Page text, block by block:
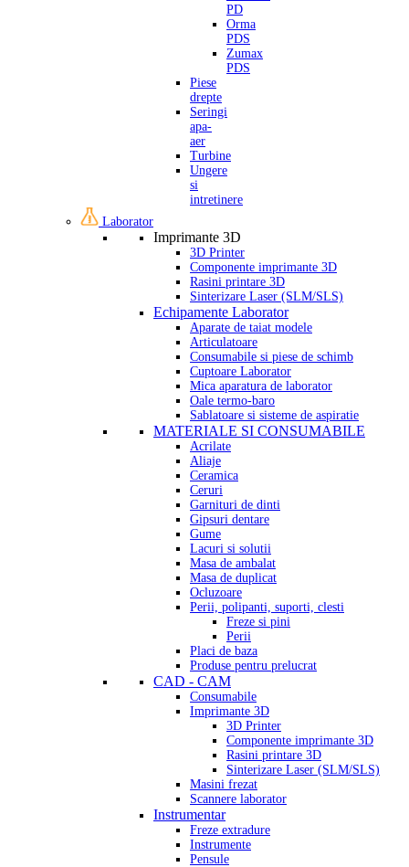
PD
Orma
PDS
Zumax
PDS
Piese
drepte
Seringi
apa-
aer
Turbine
Ungere
si
intretinere
Laborator
Imprimante 3D
3D Printer
Componente imprimante 3D
Rasini printare 3D
Sinterizare Laser (SLM/SLS)
Echipamente Laborator
Aparate de taiat modele
Articulatoare
Consumabile si piese de schimb
Cuptoare Laborator
Mica aparatura de laborator
Oale termo-baro
Sablatoare si sisteme de aspiratie
MATERIALE SI CONSUMABILE
Acrilate
Aliaje
Ceramica
Ceruri
Garnituri de dinti
Gipsuri dentare
Gume
Lacuri si solutii
Masa de ambalat
Masa de duplicat
Ocluzoare
Perii, polipanti, suporti, clesti
Freze si pini
Perii
Placi de baza
Produse pentru prelucrat
CAD - CAM
Consumabile
Imprimante 3D
3D Printer
Componente imprimante 3D
Rasini printare 3D
Sinterizare Laser (SLM/SLS)
Masini frezat
Scannere laborator
Instrumentar
Freze extradure
Instrumente
Pensule